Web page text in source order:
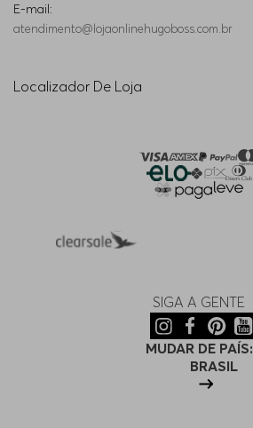
E-mail:
atendimento@lojaonlinehugoboss.com.br
Localizador De Loja
SIGA A GENTE
MUDAR DE PAÍS:
BRASIL